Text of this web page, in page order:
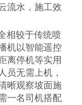
流水，施工效
较于传统喷
机以智能遥控
离停机等实用
员无需上机，
晰观察坡面施
一名司机搭配